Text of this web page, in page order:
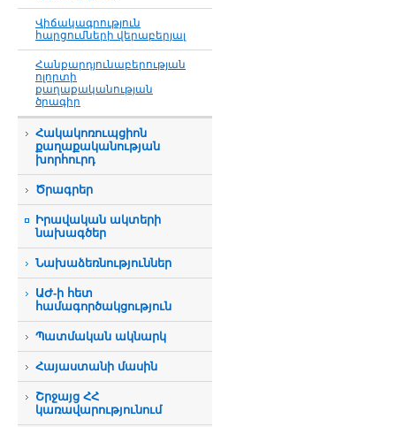
Վիճակագրություն
հարցումների վերաբերյալ
Հանքարդյունաբերության
ոլորտի
քաղաքականության
ծրագիր
Հակակոռուպցիոն
քաղաքականության
խորհուրդ
Ծրագրեր
Իրավական ակտերի
նախագծեր
Նախաձեռնություններ
ԱԺ-ի հետ
համագործակցություն
Պատմական ակնարկ
Հայաստանի մասին
Շրջայց ՀՀ
կառավարությունում